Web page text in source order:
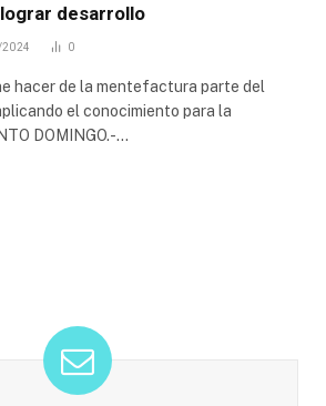
desarrollo
0
hacer de la mentefactura parte del
el conocimiento para la
DOMINGO.-…